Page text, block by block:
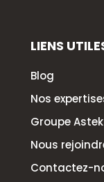
LIENS
Blog
Nos
Groupe Astek
Nous
Contactez-